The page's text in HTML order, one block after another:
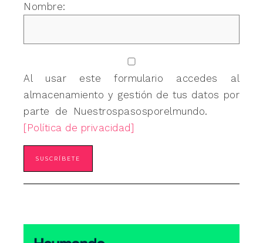
Nombre:
Al usar este formulario accedes al
almacenamiento y gestión de tus datos por
parte de Nuestrospasosporelmundo.
[Política de privacidad]